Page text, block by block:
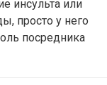
инсульта или
просто у него
посредника